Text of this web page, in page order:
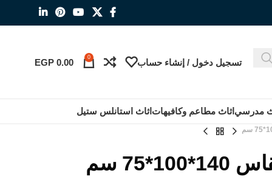
تسجيل دخول / إنشاء حساب 0
EGP 0.00
مدرسي اثاث مطاعم وكافيهات اثاث استانلس ستيل
سم